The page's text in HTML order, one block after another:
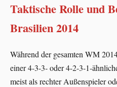
Taktische Rolle und
Brasilien 2014
Während der gesamten WM
einer 4-3-3‑ oder 4-2-3-
meist als rechter Außenspieler